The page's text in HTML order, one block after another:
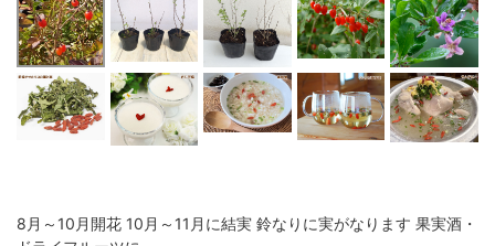
8月～10月開花 10月～11月に結実 鈴なりに実がなります 果実酒・